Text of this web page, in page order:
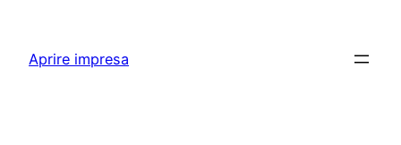
content
Aprire impresa